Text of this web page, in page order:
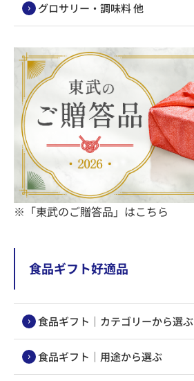
グロサリー・調味料 他
※「東武のご贈答品」はこちら
食品ギフト好適品
食品ギフト｜カテゴリーから選ぶ
食品ギフト｜用途から選ぶ